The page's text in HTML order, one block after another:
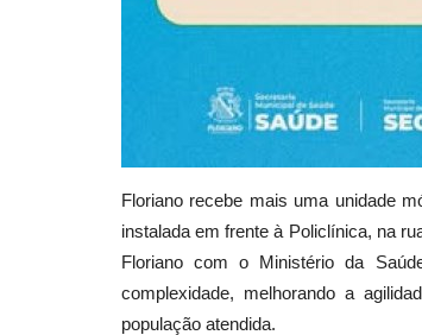
Floriano recebe mais uma unidade
instalada em frente à Policlínica, na
Floriano com o Ministério da
complexidade, melhorando a
população atendida.